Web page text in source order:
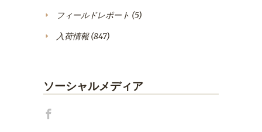
フィールドレポート (5)
入荷情報(847)
ソーシャルメディア